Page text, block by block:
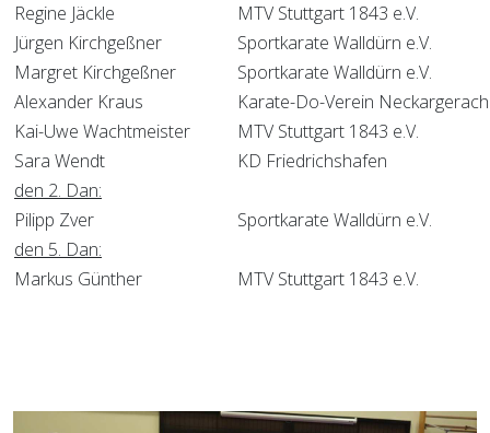
Regine Jäckle
MTV Stuttgart 1843 e.V.
Jürgen Kirchgeßner
Sportkarate Walldürn e.V.
Margret Kirchgeßner
Sportkarate Walldürn e.V.
Alexander Kraus
Karate-Do-Verein Neckargerach
Kai-Uwe Wachtmeister
MTV Stuttgart 1843 e.V.
Sara Wendt
KD Friedrichshafen
den 2. Dan:
Pilipp Zver
Sportkarate Walldürn e.V.
den 5. Dan:
Markus Günther
MTV Stuttgart 1843 e.V.